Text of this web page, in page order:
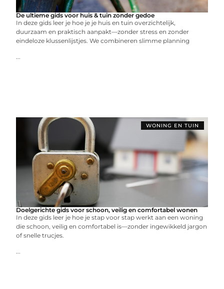
De ultieme gids voor huis & tuin zonder gedoe
In deze gids leer je hoe je je huis en tuin overzichtelijk,
duurzaam en praktisch aanpakt—zonder stress en zonder
eindeloze klussenlijstjes. We combineren slimme planning
...
WONING EN TUIN
Doelgerichte gids voor schoon, veilig en comfortabel wonen
In deze gids leer je hoe je stap voor stap werkt aan een woning
die schoon, veilig en comfortabel is—zonder ingewikkeld jargon
of snelle trucjes.
...